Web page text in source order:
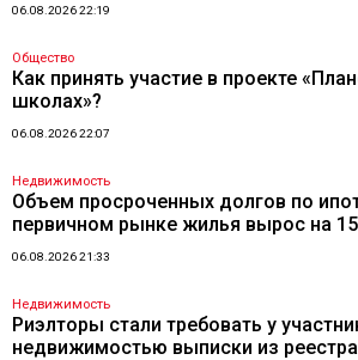
06.08.2026 22:19
Общество
Как принять участие в проекте
школах»?
06.08.2026 22:07
Недвижимость
Объем просроченных долгов по
первичном рынке жилья вырос на
06.08.2026 21:33
Недвижимость
Риэлторы стали требовать у
недвижимостью выписки из